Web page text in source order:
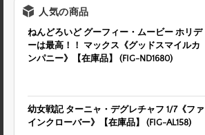
人気の商品
ねんどろいど グーフィー・ムービー ホリデ
ーは最高！！ マックス《グッドスマイルカ
ンパニー》【在庫品】 (FIG-ND1680)
幼女戦記 ターニャ・デグレチャフ 1/7《ファ
インクローバー》【在庫品】 (FIG-AL158)